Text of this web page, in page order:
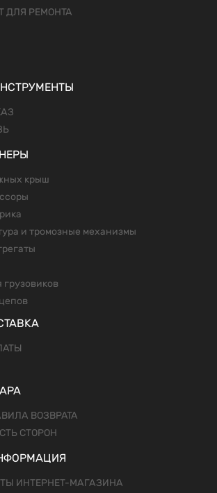
ДЛЯ РЕМОНТА
крыш
и тромозные механизмы
грузовиков
ВОЗВРАТА
СТОРОН
ИНТЕРНЕТ-МАГАЗИНА